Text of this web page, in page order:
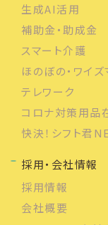
生成AI活用
補助金・助成金
スマート介護
ほのぼの・ワイズ
テレワーク
コロナ対策用品
快決！シフト君
採用・会社情報
採用情報
会社概要